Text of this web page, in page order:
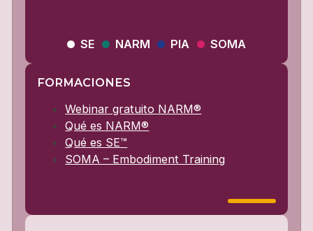
SE NARM PIA SOMA
FORMACIONES
Webinar gratuito NARM®
Qué es NARM®
Qué es SE™
SOMA – Embodiment Training